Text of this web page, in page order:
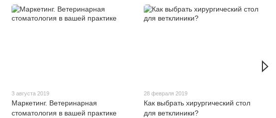
3 августа 2019
Маркетинг. Ветеринарная
стоматология в вашей практике
28 февраля 2019
Как выбрать хирургический стол
для ветклиники?